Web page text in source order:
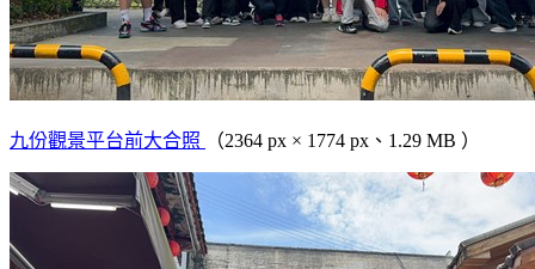
九份觀景平台前大合照 （2364 px × 1774 px、1.29 MB ）